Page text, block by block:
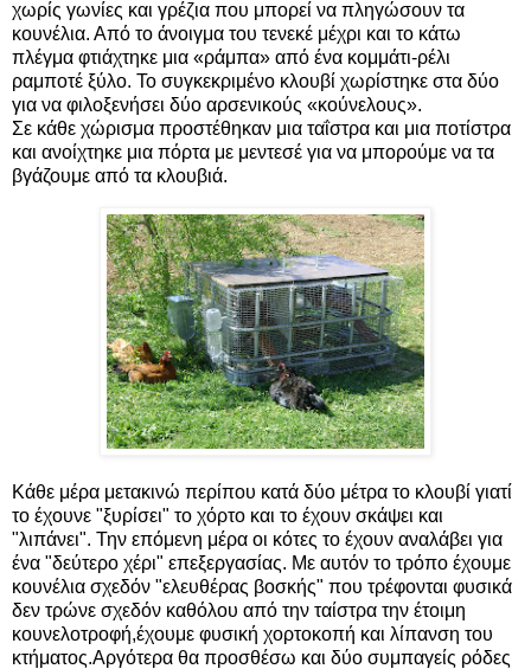
χωρίς γωνίες και γρέζια που μπορεί να πληγώσουν τα
κουνέλια. Από το άνοιγμα του τενεκέ μέχρι και το κάτω
πλέγμα φτιάχτηκε μια «ράμπα» από ένα κομμάτι-ρέλι
ραμποτέ ξύλο. Το συγκεκριμένο κλουβί χωρίστηκε στα δύο
για να φιλοξενήσει δύο αρσενικούς «κούνελους».
Σε κάθε χώρισμα προστέθηκαν μια ταΐστρα και μια ποτίστρα
και ανοίχτηκε μια πόρτα με μεντεσέ για να μπορούμε να τα
βγάζουμε από τα κλουβιά.
Κάθε μέρα μετακινώ περίπου κατά δύο μέτρα το κλουβί γιατί
το έχουνε "ξυρίσει" το χόρτο και το έχουν σκάψει και
"λιπάνει". Την επόμενη μέρα οι κότες το έχουν αναλάβει για
ένα "δεύτερο χέρι" επεξεργασίας. Με αυτόν το τρόπο έχουμε
κουνέλια σχεδόν "ελευθέρας βοσκής" που τρέφονται φυσικά
δεν τρώνε σχεδόν καθόλου από την ταίστρα την έτοιμη
κουνελοτροφή,έχουμε φυσική χορτοκοπή και λίπανση του
κτήματος.Αργότερα θα προσθέσω και δύο συμπαγείς ρόδες